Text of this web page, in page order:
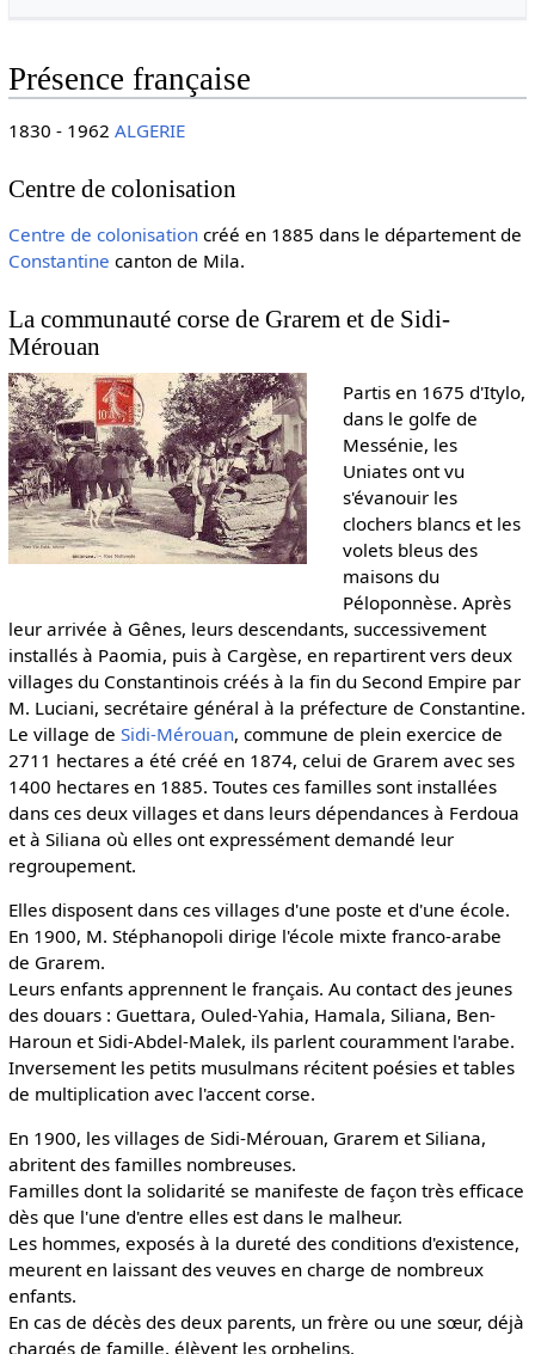
Présence française
1830 - 1962 ALGERIE
Centre de colonisation
Centre de colonisationcréé en 1885 dans le département de
Constantine canton de Mila.
La communauté corse de Grarem et de Sidi-
Mérouan
Partis en 1675 d'Itylo,
dans le golfe de
Messénie, les
Uniates ont vu
s'évanouir les
clochers blancs et les
volets bleus des
maisons du
Péloponnèse. Après
leur arrivée à Gênes, leurs descendants, successivement
installés à Paomia, puis à Cargèse, en repartirent vers deux
villages du Constantinois créés à la fin du Second Empire par
M. Luciani, secrétaire général à la préfecture de Constantine.
Le village de Sidi-Mérouan, commune de plein exercice de
2711 hectares a été créé en 1874, celui de Grarem avec ses
1400 hectares en 1885. Toutes ces familles sont installées
dans ces deux villages et dans leurs dépendances à Ferdoua
et à Siliana où elles ont expressément demandé leur
regroupement.
Elles disposent dans ces villages d'une poste et d'une école.
En 1900, M. Stéphanopoli dirige l'école mixte franco-arabe
de Grarem.
Leurs enfants apprennent le français. Au contact des jeunes
des douars : Guettara, Ouled-Yahia, Hamala, Siliana, Ben-
Haroun et Sidi-Abdel-Malek, ils parlent couramment l'arabe.
Inversement les petits musulmans récitent poésies et tables
de multiplication avec l'accent corse.
En 1900, les villages de Sidi-Mérouan, Grarem et Siliana,
abritent des familles nombreuses.
Familles dont la solidarité se manifeste de façon très efficace
dès que l'une d'entre elles est dans le malheur.
Les hommes, exposés à la dureté des conditions d'existence,
meurent en laissant des veuves en charge de nombreux
enfants.
En cas de décès des deux parents, un frère ou une sœur, déjà
chargés de famille, élèvent les orphelins.